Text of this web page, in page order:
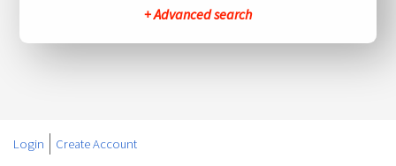
+ Advanced search
Login Create Account